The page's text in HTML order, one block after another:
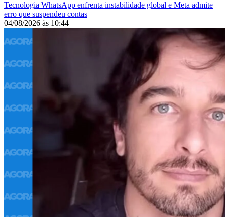
Tecnologia WhatsApp enfrenta instabilidade global e Meta admite
erro que suspendeu contas
04/08/2026 às 10:44